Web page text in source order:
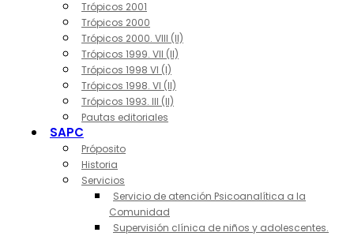
Trópicos 2001
Trópicos 2000
Trópicos 2000. VIII (II)
Trópicos 1999. VII (II)
Trópicos 1998 VI (I)
Trópicos 1998. VI (II)
Trópicos 1993. III (II)
Pautas editoriales
SAPC
Próposito
Historia
Servicios
Servicio de atención Psicoanalítica a la
Comunidad
Supervisión clínica de niños y adolescentes.